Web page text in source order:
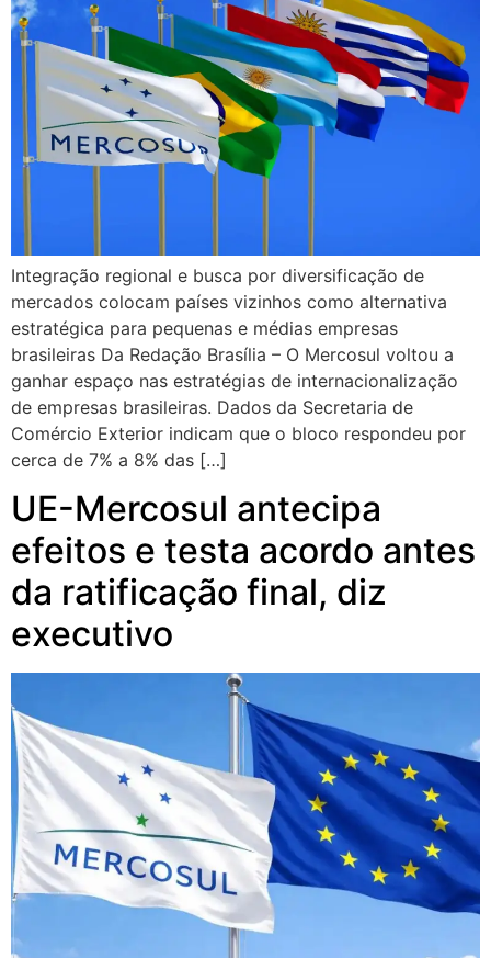
Integração regional e busca por diversificação de
mercados colocam países vizinhos como alternativa
estratégica para pequenas e médias empresas
brasileiras Da Redação Brasília – O Mercosul voltou a
ganhar espaço nas estratégias de internacionalização
de empresas brasileiras. Dados da Secretaria de
Comércio Exterior indicam que o bloco respondeu por
cerca de 7% a 8% das […]
UE-Mercosul antecipa
efeitos e testa acordo antes
da ratificação final, diz
executivo